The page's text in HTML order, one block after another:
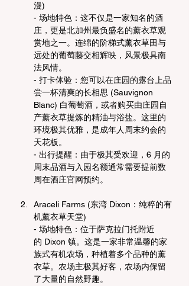
漫)
- 场地特色：这不仅是一家知名的酒
庄，更是北加州最负盛名的薰衣草观
赏地之一。连绵的阶梯式薰衣草田与
远处的葡萄藤交相辉映，风景极具南
法风情。
- 打卡体验：您可以在庄园的露台上品
尝一杯清爽的长相思 (Sauvignon
Blanc) 白葡萄酒，或者购买由庄园自
产薰衣草提炼的精油与浴盐。这里的
环境极其优雅，是成年人周末约会的
天花板。
- 出行提醒：由于极其受欢迎，6 月的
周末品酒与入园名额通常需要提前数
周在酒庄官网预约。
Araceli Farms (东湾 Dixon：纯粹的有
机薰衣草天堂)
- 场地特色：位于萨克拉门托附近
的 Dixon 镇。这是一家非常温馨的家
族式有机农场，种植着多个品种的薰
衣草。农场主极其好客，农场内保留
了大量的自然野趣。